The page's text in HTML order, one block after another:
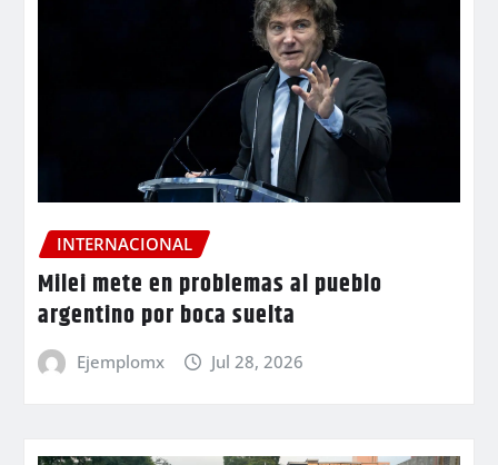
INTERNACIONAL
Milei mete en problemas al pueblo
argentino por boca suelta
Ejemplomx Jul 28, 2026